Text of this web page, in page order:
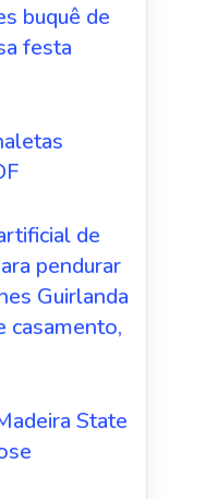
buquê de
festa
de
pendurar
Guirlanda
casamento,
State